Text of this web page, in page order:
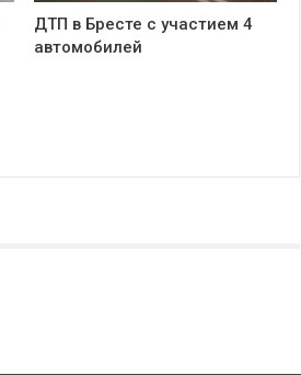
ДТП в Бресте с участием 4
автомобилей